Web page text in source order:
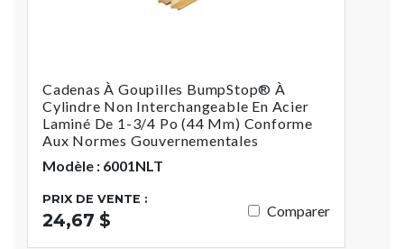
Cadenas À Goupilles BumpStop® À
Cylindre Non Interchangeable En Acier
Laminé De 1-3/4 Po (44 Mm) Conforme
Aux Normes Gouvernementales
Modèle : 6001NLT
PRIX DE VENTE :
24,67 $ Comparer